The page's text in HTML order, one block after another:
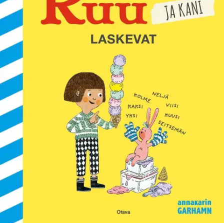
Ei saatavilla
Tuotekuvaus
Suosittu Ruu-sarja hurmaa pikkulukijat arjen tutuilla ihmeillä. Nyt
Ruu opettaa pehmoeläintään Kania laskemaan. Ruulla on
kymmenen sormea, mutta Kanilla vain kaksi. Kani saa lainata Ruun
lapaset, ja niin heillä on sama määrä sormia. Pian Ruu ja Kani
laskevat kaiken: vaatteet pesutuvassa, jäätelöt pakastimessa, tavarat
ruokakaupassa ja tähdet iltataivaalla. Hauska ja nokkela kuvakirja
numeroista ja laskemisen riemusta.
Lue myös: Ruu ja uusi tukka,
Ruu lentomatkalla, Ruu osaa pyöräillä, Ruu ja vauva, Ruu
hammaslääkärissä, Ruu ravintolassa, Ruu pelaa jalkapalloa ja Ruu
elokuvissa. "Ruun reippaus varmasti tarttuu moneenkin
pikkulukijaan." kirjavinkit.fi
Näytä lisää